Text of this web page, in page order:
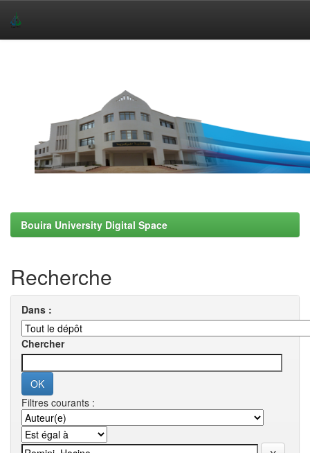
Bouira University Digital Space
Recherche
Dans :
Chercher
Filtres courants :